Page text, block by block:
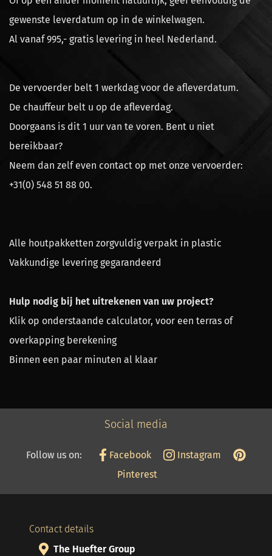
gewenste leverdatum op in de winkelwagen.
Al vanaf 995,- gratis levering in heel Nederland.
De vervoerder belt 1 werkdag voor de afleverdatum.
De chauffeur belt u op de afleverdag.
Doorgaans is dit 1 uur van te voren. Bent u niet
bereikbaar?
Neem dan zelf even contact op met onze vervoerder:
+31(0) 548 51 88 00.
Alle houtpakketten zorgvuldig verpakt in plastic
Vakkundige levering gegarandeerd
Hulp nodig bij het uitrekenen van uw project?
Klik op onderstaande calculator, voor een terras of
overkapping berekening
Binnen een paar minuten al klaar
Social media
Follow us on: Facebook
Instagram
Pinterest
Contact details
The Huefter Group